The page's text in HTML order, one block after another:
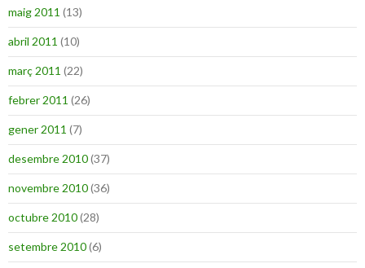
maig 2011 (13)
abril 2011 (10)
març 2011 (22)
febrer 2011 (26)
gener 2011 (7)
desembre 2010(37)
novembre 2010(36)
octubre 2010(28)
setembre 2010(6)